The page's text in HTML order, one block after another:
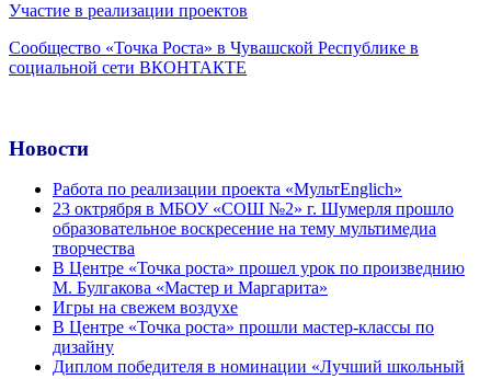
Участие в реализации проектов
Сообщество «Точка Роста» в Чувашской Республике в
социальной сети ВКОНТАКТЕ
Новости
Работа по реализации проекта «МультEnglich»
23 октрября в МБОУ «СОШ №2» г. Шумерля прошло
образовательное воскресение на тему мультимедиа
творчества
В Центре «Точка роста» прошел урок по произведнию
М. Булгакова «Мастер и Маргарита»
Игры на свежем воздухе
В Центре «Точка роста» прошли мастер-классы по
дизайну
Диплом победителя в номинации «Лучший школьный